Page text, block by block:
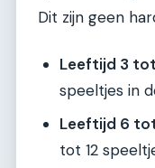
Dit zijn geen
Leeftijd 3
speeltjes in
Leeftijd 6
tot 12